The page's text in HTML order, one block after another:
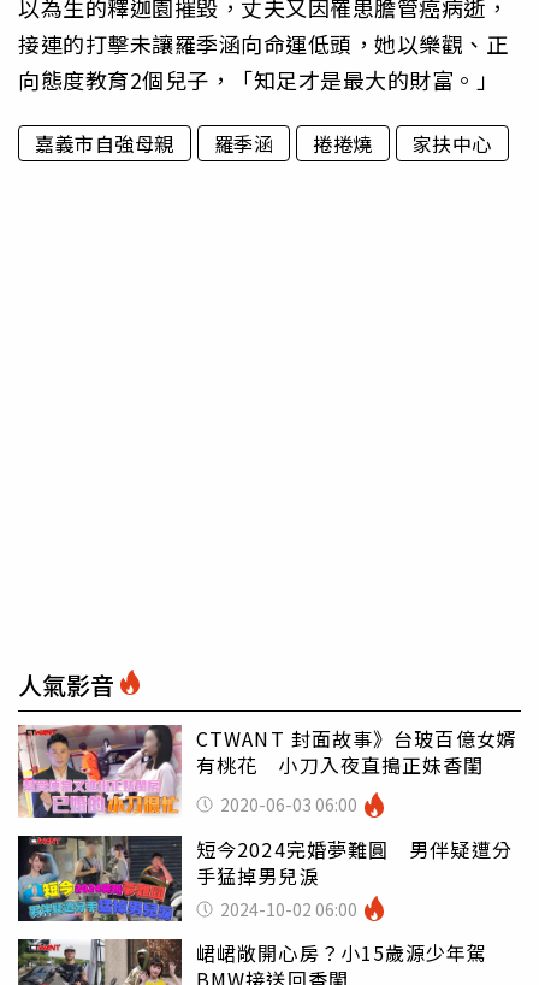
以為生的釋迦園摧毀，丈夫又因罹患膽管癌病逝，
接連的打擊未讓羅季涵向命運低頭，她以樂觀、正
向態度教育2個兒子，「知足才是最大的財富。」
嘉義市自強母親 羅季涵 捲捲燒 家扶中心
人氣影音
CTWANT 封面故事》台玻百億女婿
有桃花 小刀入夜直搗正妹香閨
2020-06-03 06:00
短今2024完婚夢難圓 男伴疑遭分
手猛掉男兒淚
2024-10-02 06:00
峮峮敞開心房？小15歲源少年駕